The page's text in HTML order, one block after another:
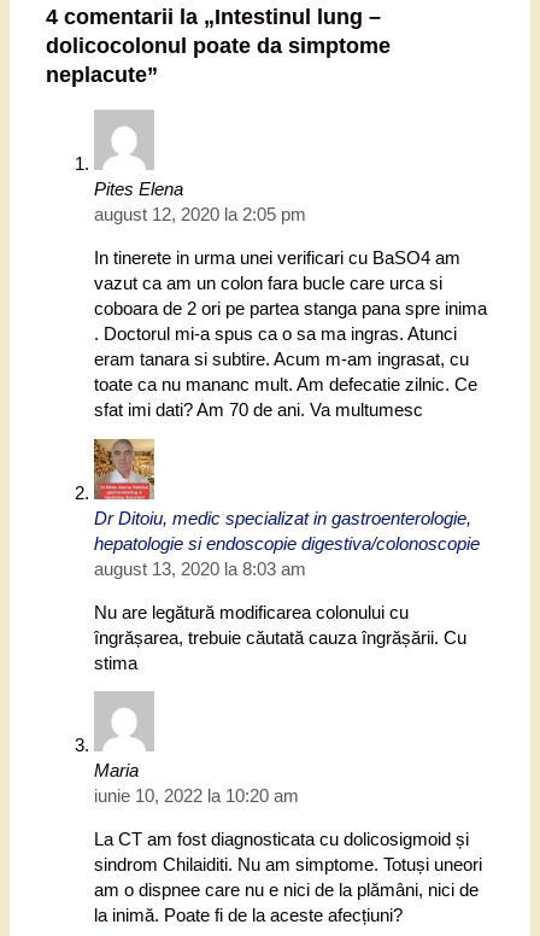
4 comentarii la „Intestinul lung –
dolicocolonul poate da simptome
neplacute”
Pites Elena
august 12, 2020 la 2:05 pm
In tinerete in urma unei verificari cu BaSO4 am
vazut ca am un colon fara bucle care urca si
coboara de 2 ori pe partea stanga pana spre inima
. Doctorul mi-a spus ca o sa ma ingras. Atunci
eram tanara si subtire. Acum m-am ingrasat, cu
toate ca nu mananc mult. Am defecatie zilnic. Ce
sfat imi dati? Am 70 de ani. Va multumesc
Dr Ditoiu, medic specializat in gastroenterologie,
hepatologie si endoscopie digestiva/colonoscopie
august 13, 2020 la 8:03 am
Nu are legătură modificarea colonului cu
îngrășarea, trebuie căutată cauza îngrășării. Cu
stima
Maria
iunie 10, 2022 la 10:20 am
La CT am fost diagnosticata cu dolicosigmoid și
sindrom Chilaiditi. Nu am simptome. Totuși uneori
am o dispnee care nu e nici de la plămâni, nici de
la inimă. Poate fi de la aceste afecțiuni?